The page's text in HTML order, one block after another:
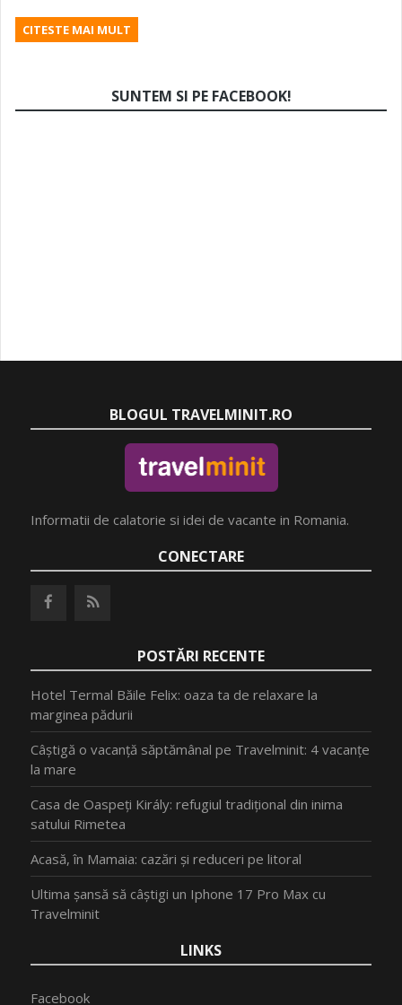
CITESTE MAI MULT
SUNTEM SI PE FACEBOOK!
BLOGUL TRAVELMINIT.RO
Informatii de calatorie si idei de vacante in Romania.
CONECTARE
POSTĂRI RECENTE
Hotel Termal Băile Felix: oaza ta de relaxare la
marginea pădurii
Câștigă o vacanță săptămânal pe Travelminit: 4 vacanțe
la mare
Casa de Oaspeți Király: refugiul tradițional din inima
satului Rimetea
Acasă, în Mamaia: cazări și reduceri pe litoral
Ultima șansă să câștigi un Iphone 17 Pro Max cu
Travelminit
LINKS
Facebook